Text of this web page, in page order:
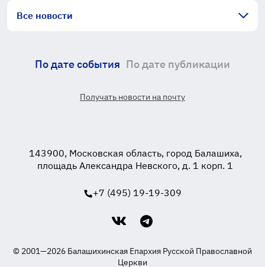
Все новости
По дате события По дате публикации
Получать новости на почту
143900, Московская область, город Балашиха,
площадь Александра Невского, д. 1 корп. 1
+7 (495) 19-19-309
© 2001—2026 Балашихинская Епархия Русской Православной
Церкви